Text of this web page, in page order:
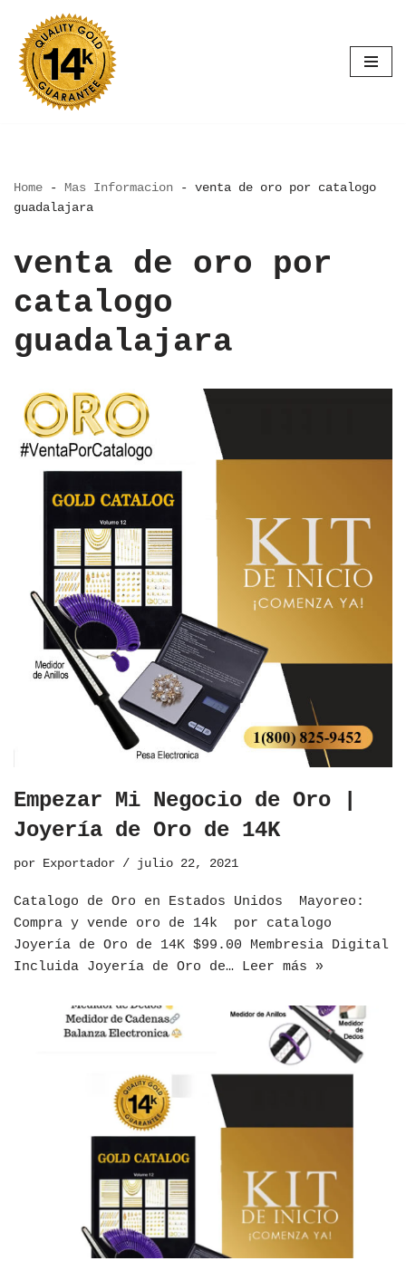
Saltar
al
contenido
Home - Mas Informacion - venta de oro por catalogo
guadalajara
venta de oro por
catalogo
guadalajara
Empezar Mi Negocio de Oro |
Joyería de Oro de 14K
por Exportador julio 22, 2021
Catalogo de Oro en Estados Unidos ​Mayoreo:
Compra y vende oro de 14k por catalogo
Joyería de Oro de 14K $99.00 Membresia Digital
Incluida Joyería de Oro de… Leer más »